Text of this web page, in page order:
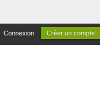
Connexion Créer un compte